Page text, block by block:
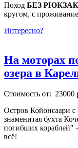
Поход БЕЗ
кругом, с
Интересно?
На моторах
озера в
Стоимость от: 23000
Остров Койонсаари
знаменитая бухта
погибших кораблей"
всё!